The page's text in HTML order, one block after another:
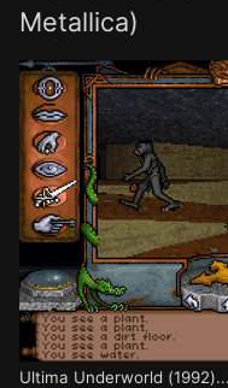
Metallica)
Ultima Underworld (1992)...